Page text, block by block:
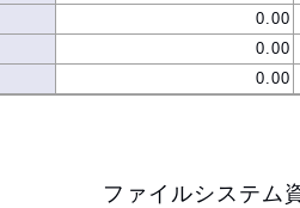
0.00
0.00
0.00
ファイルシステム